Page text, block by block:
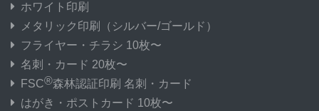
ホワイト印刷
メタリック印刷
（シルバー/ゴールド）
フライヤー・チラシ 10枚〜
名刺・カード 20枚〜
FSC®森林認証印刷 名刺・カード
はがき・ポストカード 10枚〜